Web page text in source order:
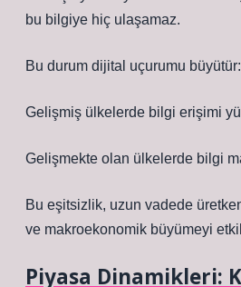
bu bilgiye hiç ulaşamaz.
Bu durum dijital uçurumu büyütür:
Gelişmiş ülkelerde bilgi erişimi
Gelişmekte olan ülkelerde bilgi
Bu eşitsizlik, uzun vadede
ve makroekonomik büyümeyi
Piyasa Dinamikleri: